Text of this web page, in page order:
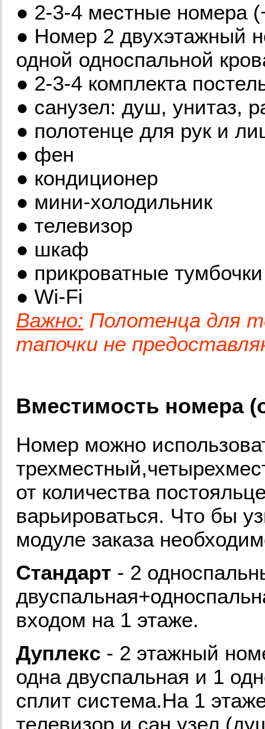
● 2-3-4 местные номера
● Номер 2 двухэтажный
одной односпальной
● 2-3-4 комплекта
● санузел: душ, унитаз,
● полотенце для рук и
● фен
● кондиционер
● мини-холодильник
● телевизор
● шкаф
● прикроватные
● Wi-Fi
Важно: Полотенца для
тапочки не
Вместимость номера
Номер можно
от количества
варьироваться. Что бы
модуле заказа
Стандарт - 2
входом на 1 этаже.
Дуплекс - 2 этажный
одна двуспальная и 1
сплит система.На 1
телевизор и сан.узел